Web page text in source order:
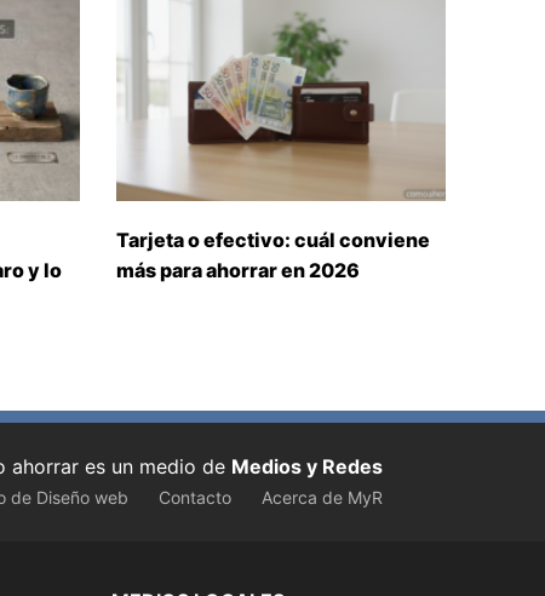
y lo
Tarjeta o efectivo: cuál conviene
más para ahorrar en 2026
ahorrar es un medio de Medios y Redes
de Diseño web Contacto Acerca de MyR